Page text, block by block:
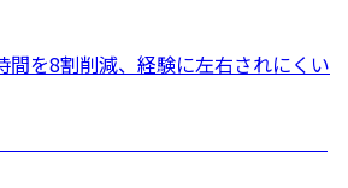
間を8割削減、経験に左右されにくい